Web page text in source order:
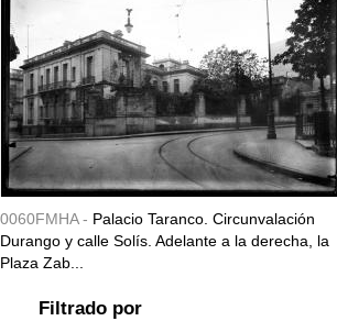
0060FMHA - Palacio Taranco. Circunvalación
Durango y calle Solís. Adelante a la derecha, la
Plaza Zab...
Filtrado por